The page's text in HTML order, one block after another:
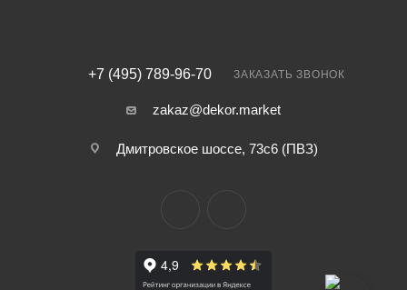
+7 (495) 789-96-70 ЗАКАЗАТЬ ЗВОНОК
zakaz@dekor.market
Дмитровское шоссе, 73с6 (ПВЗ)